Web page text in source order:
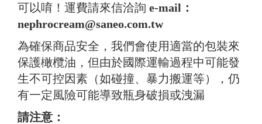
可以唷！運費請來信洽詢 e-mail：
nephrocream@saneo.com.tw
為確保商品安全，我們會使用適當的包裝來
保護橄欖油，但由於國際運輸過程中可能發
生不可控因素（如碰撞、暴力搬運等），仍
有一定風險可能導致瓶身破損或洩漏
請注意：